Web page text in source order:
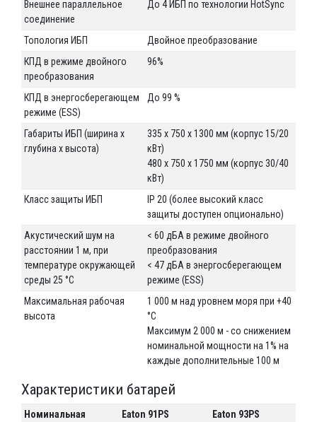
Внешнее параллельное
соединение
До 4 ИБП по технологии HotSync
Топология ИБП
Двойное преобразование
КПД в режиме двойного
преобразования
96%
КПД в энергосберегающем
режиме (ESS)
До 99 %
Габариты ИБП (ширина x
глубина х высота)
335 x 750 x 1300 мм (корпус 15/20
кВт)
480 x 750 x 1750 мм (корпус 30/40
кВт)
Класс защиты ИБП
IP 20 (более высокий класс
защиты доступен опционально)
Акустический шум на
расстоянии 1 м, при
температуре окружающей
среды 25 °C
< 60 дБА в режиме двойного
преобразования
< 47 дБА в энергосберегающем
режиме (ESS)
Максимальная рабочая
высота
1 000 м над уровнем моря при +40
°C
Максимум 2 000 м - со снижением
номинальной мощности на 1% на
каждые дополнительные 100 м
Характеристики батарей
Номинальная
Eaton 91PS Eaton 93PS